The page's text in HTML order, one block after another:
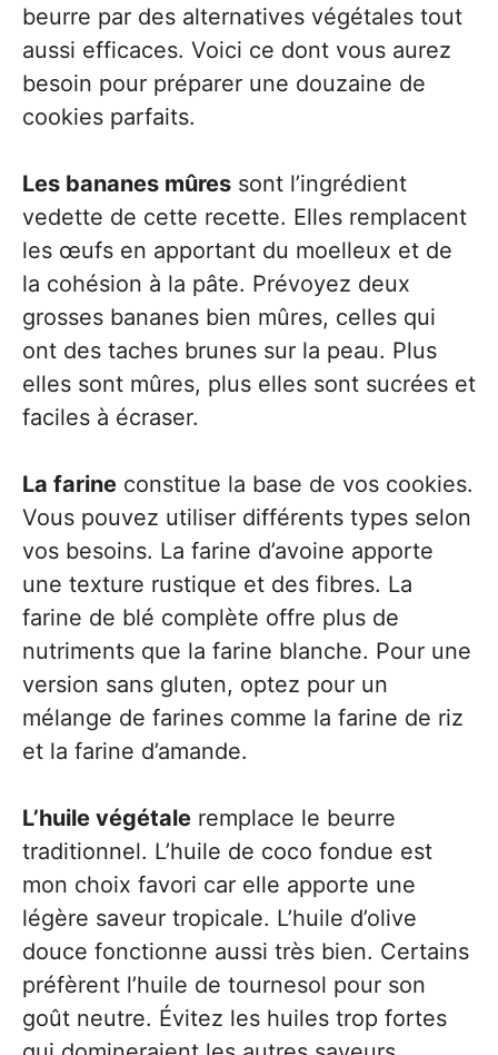
beurre par des alternatives végétales tout
aussi efficaces. Voici ce dont vous aurez
besoin pour préparer une douzaine de
cookies parfaits.
Les bananes mûres sont l’ingrédient
vedette de cette recette. Elles remplacent
les œufs en apportant du moelleux et de
la cohésion à la pâte. Prévoyez deux
grosses bananes bien mûres, celles qui
ont des taches brunes sur la peau. Plus
elles sont mûres, plus elles sont sucrées et
faciles à écraser.
La farine constitue la base de vos cookies.
Vous pouvez utiliser différents types selon
vos besoins. La farine d’avoine apporte
une texture rustique et des fibres. La
farine de blé complète offre plus de
nutriments que la farine blanche. Pour une
version sans gluten, optez pour un
mélange de farines comme la farine de riz
et la farine d’amande.
L’huile végétale remplace le beurre
traditionnel. L’huile de coco fondue est
mon choix favori car elle apporte une
légère saveur tropicale. L’huile d’olive
douce fonctionne aussi très bien. Certains
préfèrent l’huile de tournesol pour son
goût neutre. Évitez les huiles trop fortes